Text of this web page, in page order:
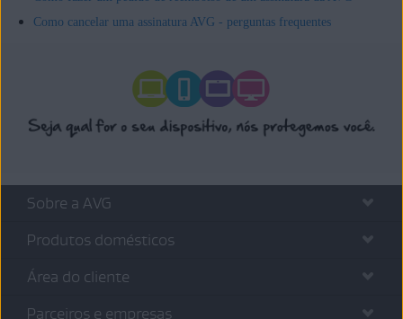
Como cancelar uma assinatura AVG - perguntas frequentes
Sobre a AVG
Produtos domésticos
Área do cliente
Parceiros e empresas